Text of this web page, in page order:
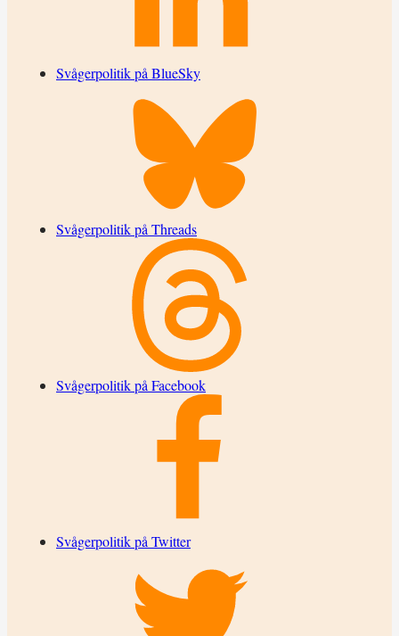
Svågerpolitik på BlueSky
Svågerpolitik på Threads
Svågerpolitik på Facebook
Svågerpolitik på Twitter